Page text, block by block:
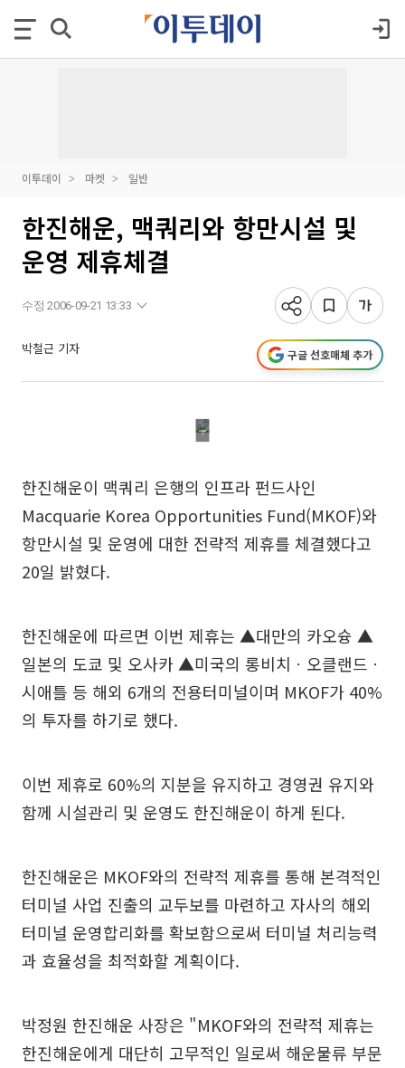
이투데이 마켓 일반
한진해운, 맥쿼리와 항만시설 및
운영 제휴체결
수정 2006-09-21 13:33
박철근 기자 구글 선호매체 추가
한진해운이 맥쿼리 은행의 인프라 펀드사인
Macquarie Korea Opportunities Fund(MKOF)와
항만시설 및 운영에 대한 전략적 제휴를 체결했다고
20일 밝혔다.
한진해운에 따르면 이번 제휴는 ▲대만의 카오슝 ▲
일본의 도쿄 및 오사카 ▲미국의 롱비치ㆍ오클랜드ㆍ
시애틀 등 해외 6개의 전용터미널이며 MKOF가 40%
의 투자를 하기로 했다.
이번 제휴로 60%의 지분을 유지하고 경영권 유지와
함께 시설관리 및 운영도 한진해운이 하게 된다.
한진해운은 MKOF와의 전략적 제휴를 통해 본격적인
터미널 사업 진출의 교두보를 마련하고 자사의 해외
터미널 운영합리화를 확보함으로써 터미널 처리능력
과 효율성을 최적화할 계획이다.
박정원 한진해운 사장은 "MKOF와의 전략적 제휴는
한진해운에게 대단히 고무적인 일로써 해운물류 부문